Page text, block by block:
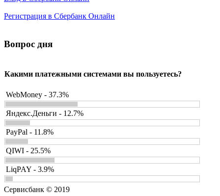
Регистрация в Сбербанк Онлайн
Вопрос дня
Какими платежными системами вы пользуетесь?
WebMoney - 37.3%
Яндекс.Деньги - 12.7%
PayPal - 11.8%
QIWI - 25.5%
LiqPAY - 3.9%
Сервисбанк © 2019